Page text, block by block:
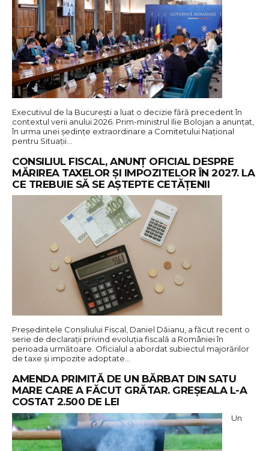
Executivul de la București a luat o decizie fără precedent în
contextul verii anului 2026. Prim-ministrul Ilie Bolojan a anunțat,
în urma unei ședințe extraordinare a Comitetului Național
pentru Situații…
CONSILIUL FISCAL, ANUNȚ OFICIAL DESPRE
MĂRIREA TAXELOR ȘI IMPOZITELOR ÎN 2027. LA
CE TREBUIE SĂ SE AȘTEPTE CETĂȚENII
Președintele Consiliului Fiscal, Daniel Dăianu, a făcut recent o
serie de declarații privind evoluția fiscală a României în
perioada următoare. Oficialul a abordat subiectul majorărilor
de taxe și impozite adoptate…
AMENDA PRIMITĂ DE UN BĂRBAT DIN SATU
MARE CARE A FĂCUT GRĂTAR. GREȘEALA L-A
COSTAT 2.500 DE LEI
Un